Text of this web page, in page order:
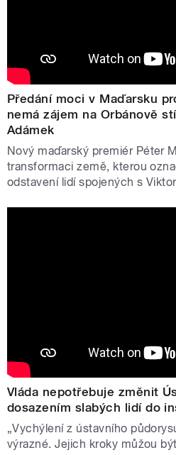
Předání moci v Maďarsku
nemá zájem na Orbánově
Adámek
Nový maďarský premiér Péter
transformaci země, kterou
odstavení lidí spojených s
Vláda nepotřebuje změnit
dosazením slabých lidí do
„Vychýlení z ústavního
výrazné. Jejich kroky můžou